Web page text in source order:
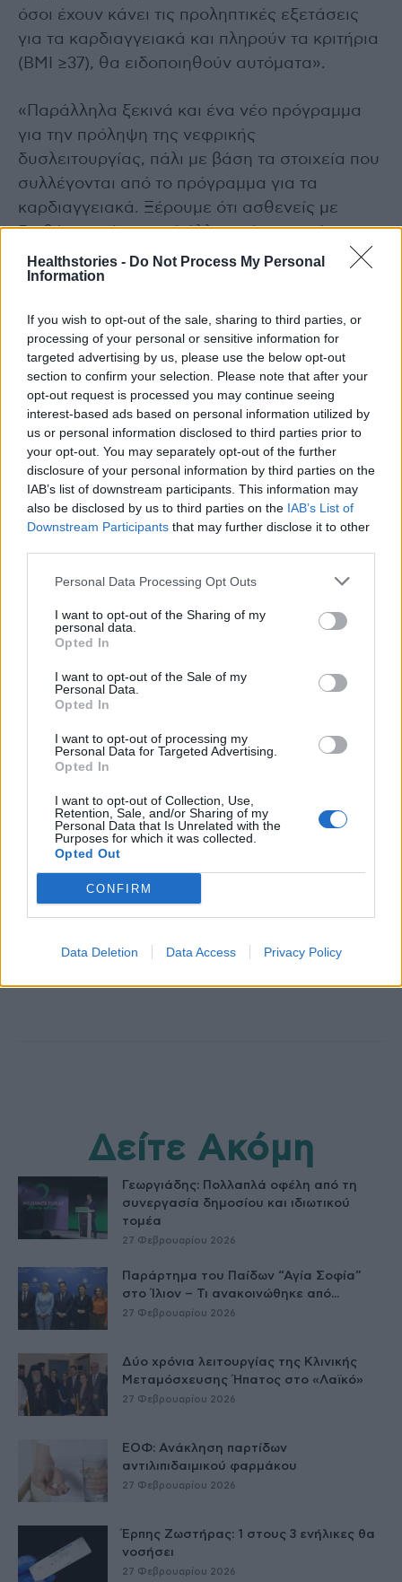
Healthstories - Do Not Process My Personal
Information
If you wish to opt-out of the sale, sharing to third parties, or
processing of your personal or sensitive information for
targeted advertising by us, please use the below opt-out
section to confirm your selection. Please note that after your
opt-out request is processed you may continue seeing
interest-based ads based on personal information utilized by
us or personal information disclosed to third parties prior to
your opt-out. You may separately opt-out of the further
disclosure of your personal information by third parties on the
IAB’s list of downstream participants. This information may
also be disclosed by us to third parties on the IAB’s List of
Downstream Participants that may further disclose it to other
Personal Data Processing Opt Outs
I want to opt-out of the Sharing of my
personal data.
Opted In
I want to opt-out of the Sale of my
Personal Data.
Opted In
I want to opt-out of processing my
Personal Data for Targeted Advertising.
Opted In
I want to opt-out of Collection, Use,
Retention, Sale, and/or Sharing of my
Personal Data that Is Unrelated with the
Purposes for which it was collected.
Opted Out
CONFIRM
Data Deletion Data Access Privacy Policy
όσοι έχουν κάνει τις προληπτικές εξετάσεις
για τα καρδιαγγειακά και πληρούν τα κριτήρια
(BMI ≥37), θα ειδοποιηθούν αυτόματα».
«Παράλληλα ξεκινά και ένα νέο πρόγραμμα
για την πρόληψη της νεφρικής
δυσλειτουργίας, πάλι με βάση τα στοιχεία που
συλλέγονται από το πρόγραμμα για τα
καρδιαγγειακά. Ξέρουμε ότι ασθενείς με
διαβήτη, υπέρταση ή άλλα χρόνια νοσήματα
κινδυνεύουν από βλάβες στα νεφρά μέσα στο
χρόνο. Θέλουμε να εντοπίσουμε αυτές τις
μπορεί να γίνει μόνο αν υπάρχουν τα
διαγνωστικά δεδομένα από τις προληπτικές
εξετάσεις».
Διαβάστε επίσης
Αγαπηδάκη: Η Ελλάδα από παρατηρητής,
διαμορφωτής πολιτικών υγείας σε διεθνές
επίπεδο
δεν πρέπει να γνωρίζει αποστάσεις
φάρμακα για την παχυσαρκία
HS Team
Δείτε Ακόμη
Γεωργιάδης: Πολλαπλά οφέλη από τη
συνεργασία δημοσίου και ιδιωτικού
τομέα
27 Φεβρουαρίου 2026
Παράρτημα του Παίδων “Αγία Σοφία”
στο Ίλιον – Τι ανακοινώθηκε από...
27 Φεβρουαρίου 2026
Δύο χρόνια λειτουργίας της Κλινικής
Μεταμόσχευσης Ήπατος στο «Λαϊκό»
27 Φεβρουαρίου 2026
ΕΟΦ: Ανάκληση παρτίδων
αντιλιπιδαιμικού φαρμάκου
27 Φεβρουαρίου 2026
Έρπης Ζωστήρας: 1 στους 3 ενήλικες θα
νοσήσει
27 Φεβρουαρίου 2026